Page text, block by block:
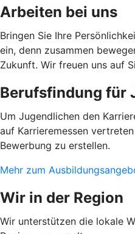
Arbeiten bei uns
Bringen Sie Ihre
ein, denn zusammen
Zukunft. Wir freuen uns auf
Berufsfindung für
Um Jugendlichen den
auf Karrieremessen
Bewerbung zu erstellen.
Mehr zum
Wir in der Region
Wir unterstützen die lokale